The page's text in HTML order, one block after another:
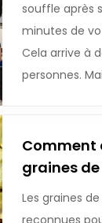
souffle après
minutes de
Cela arrive à
personnes.
Comment
graines
Les graines
reconnues